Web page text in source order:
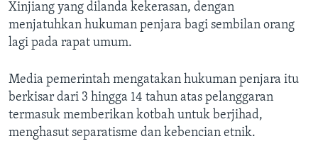
Xinjiang yang dilanda kekerasan, dengan
menjatuhkan hukuman penjara bagi sembilan orang
lagi pada rapat umum.
Media pemerintah mengatakan hukuman penjara itu
berkisar dari 3 hingga 14 tahun atas pelanggaran
termasuk memberikan kotbah untuk berjihad,
menghasut separatisme dan kebencian etnik.